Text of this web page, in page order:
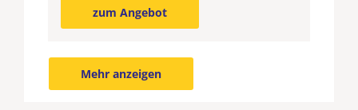
zum Angebot
Mehr anzeigen